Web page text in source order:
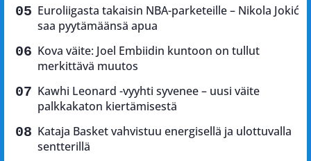
Euroliigasta takaisin NBA-parketeille – Nikola Jokić
saa pyytämäänsä apua
Kova väite: Joel Embiidin kuntoon on tullut
merkittävä muutos
Kawhi Leonard -vyyhti syvenee – uusi väite
palkkakaton kiertämisestä
Kataja Basket vahvistuu energisellä ja ulottuvalla
sentterillä